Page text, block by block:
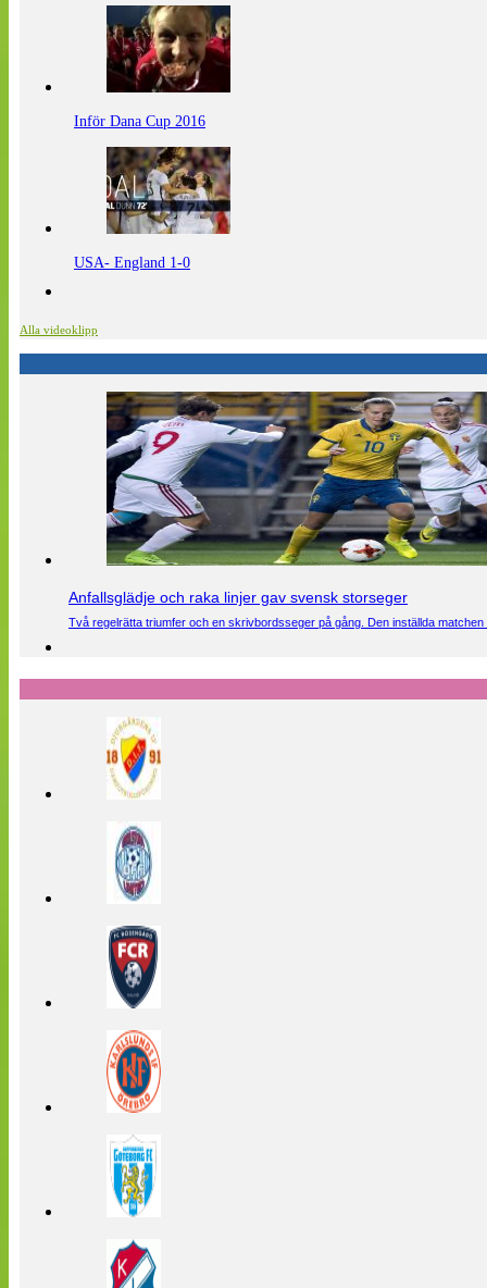
Inför Dana Cup 2016
USA- England 1-0
Alla videoklipp
Anfallsglädje och raka linjer gav svensk storseger
Två regelrätta triumfer och en skrivbordsseger på gång. Den inställda